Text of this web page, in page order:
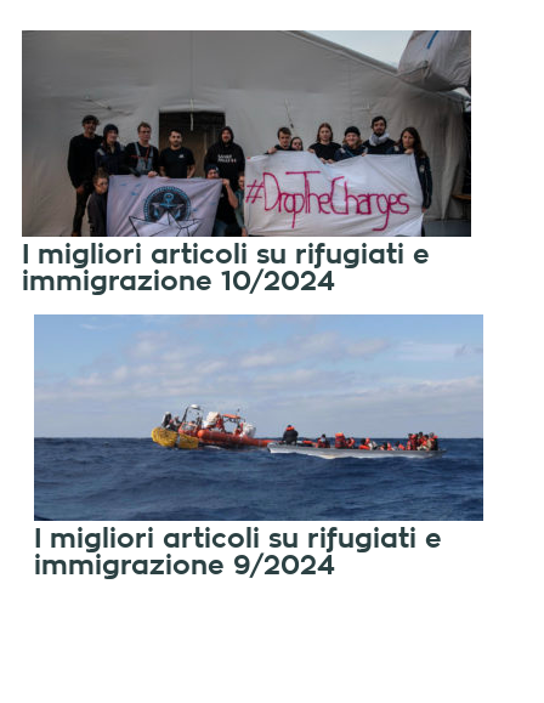
I migliori articoli su rifugiati e
immigrazione 10/2024
I migliori articoli su rifugiati e
immigrazione 9/2024